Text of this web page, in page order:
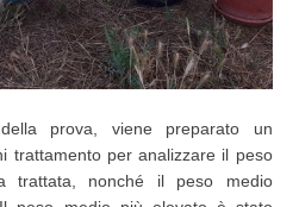
prova, viene preparato un
trattamento per analizzare il peso
trattata, nonché il peso medio